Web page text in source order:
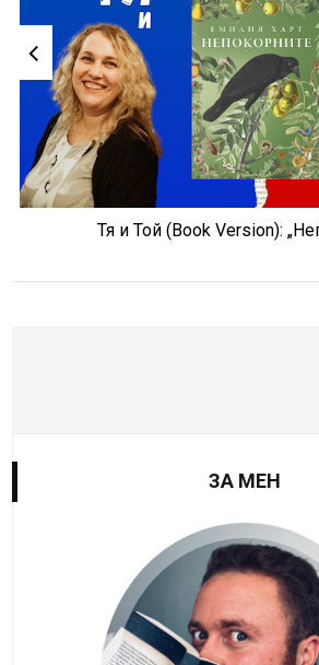
Тя и Той (Book Version):
ЗА МЕН